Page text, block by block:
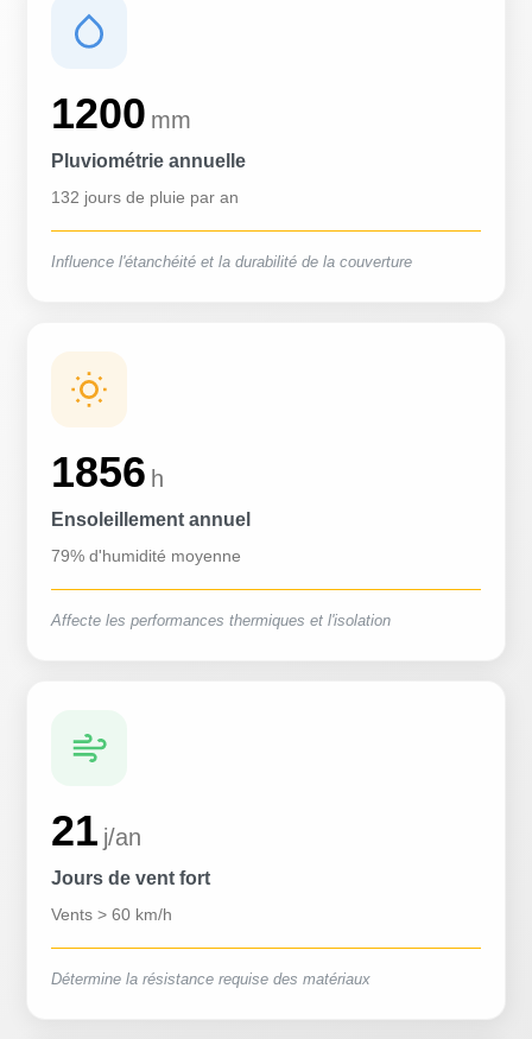
1200 mm
Pluviométrie annuelle
132 jours de pluie par an
Influence l'étanchéité et la durabilité de la couverture
1856 h
Ensoleillement annuel
79% d'humidité moyenne
Affecte les performances thermiques et l'isolation
21 j/an
Jours de vent fort
Vents > 60 km/h
Détermine la résistance requise des matériaux